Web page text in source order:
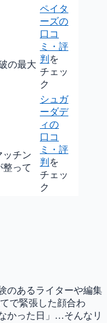
の最大
ペイタ
ーズの
口コ
ミ・評
判 を
チェッ
ク
ッチン
整って
シュガ
ーダデ
ィの
口コ
ミ・評
判 を
チェッ
ク
のあるライターや編集
で緊張した顔合わ
かった日」…そんなリ